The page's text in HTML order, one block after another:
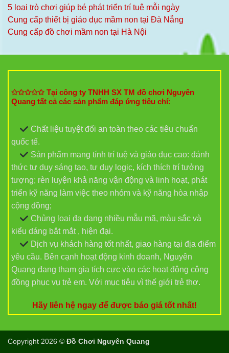
5 loại trò chơi giúp bé phát triển trí tuệ mỗi ngày
Cung cấp thiết bị giáo dục mầm non tại Đà Nẵng
Cung cấp đồ chơi mầm non tại Hà Nội
✩✩✩✩✩ Tại công ty TNHH SX TM đồ chơi Nguyên
Quang tất cả các sản phẩm đáp ứng tiêu chí:
Chất liệu tuyệt đối an toàn theo các tiêu chuẩn
quốc tế.
Sản phẩm mang tính trí tuệ và giáo dục cao: đánh
thức tư duy sáng tạo, tư duy logic, kích thích trí tưởng
tượng; rèn luyện khả năng vận động và linh hoạt, phát
triển kỹ năng làm việc theo nhóm và kỹ năng hòa nhập
cộng đồng;
Chủng loại đa dạng nhiều mẫu mã, màu sắc và
kiểu dáng bắt mắt , hiện đại.
Dịch vụ khách hàng tốt nhất, giao hàng tại địa điểm
yêu cầu. Bên cạnh hoạt động kinh doanh, Nguyên
Quang đang tham gia tích cực vào các hoạt động công
đồng phục vụ trẻ em. Với mục tiêu vì thế giới trẻ thơ.
Hãy liên hệ ngay để được báo giá tốt nhất!
Copyright 2026 © Đồ Chơi Nguyên Quang